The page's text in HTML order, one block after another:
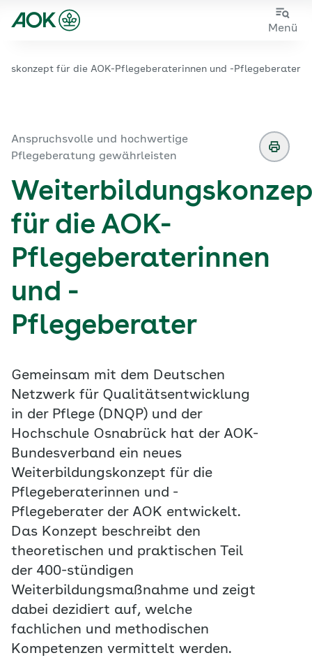
Zum
Zur
Menü
Zur Startseite von der Website aok.de/gp
für die AOK-Pflegeberaterinnen und -Pflegeberater
Anspruchsvolle und hochwertige
Pflegeberatung gewährleisten
für die AOK-
Pflegeberaterinnen
und -
Pflegeberater
Gemeinsam mit dem Deutschen
Netzwerk für Qualitätsentwicklung
in der Pflege (DNQP) und der
Hochschule Osnabrück hat der AOK-
Bundesverband ein neues
Weiterbildungskonzept für die
Pflegeberaterinnen und -
Pflegeberater der AOK entwickelt.
Das Konzept beschreibt den
theoretischen und praktischen Teil
der 400-stündigen
Weiterbildungsmaßnahme und zeigt
dabei dezidiert auf, welche
fachlichen und methodischen
Kompetenzen vermittelt werden.